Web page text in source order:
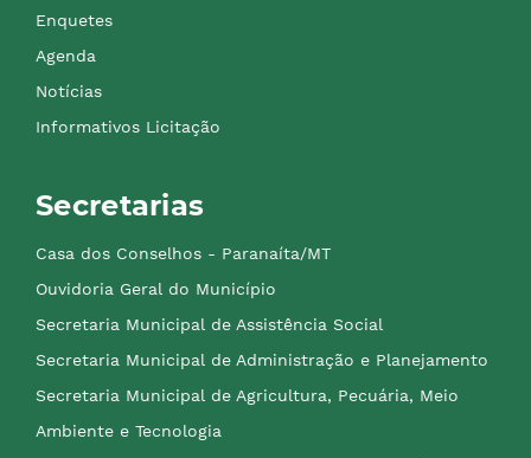
Enquetes
Agenda
Notícias
Informativos Licitação
Secretarias
Casa dos Conselhos - Paranaíta/MT
Ouvidoria Geral do Município
Secretaria Municipal de Assistência Social
Secretaria Municipal de Administração e Planejamento
Secretaria Municipal de Agricultura, Pecuária, Meio
Ambiente e Tecnologia